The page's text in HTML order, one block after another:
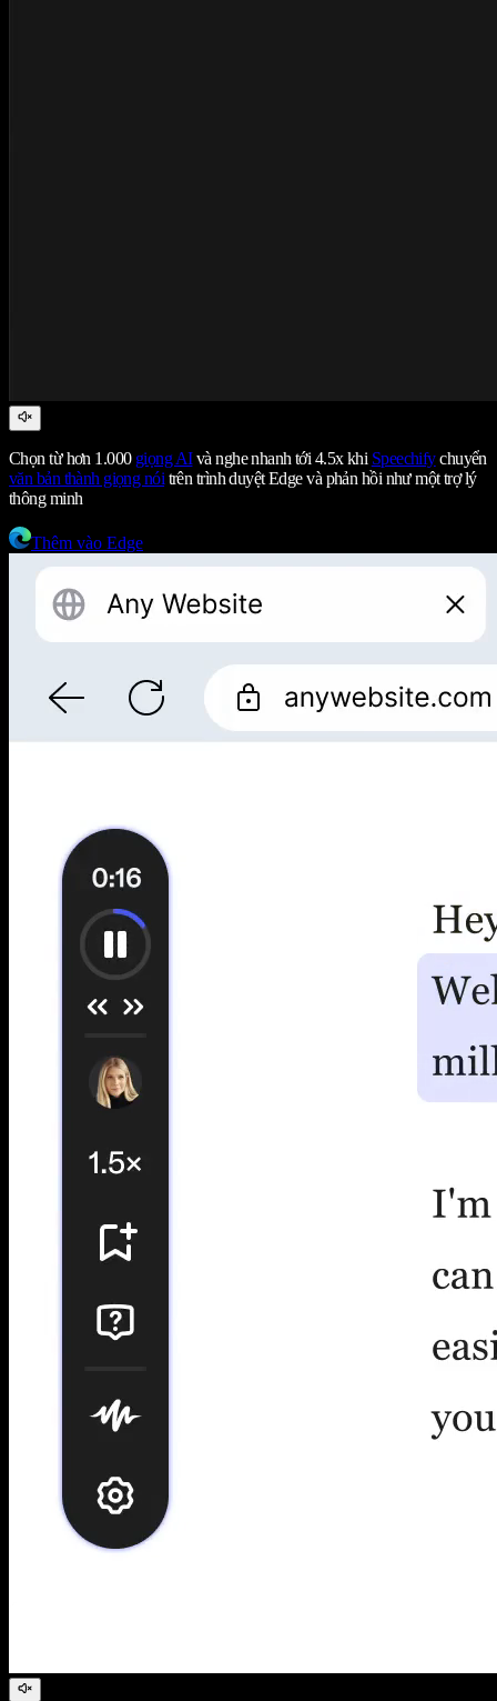
Chọn từ hơn 1.000 giọng AIvà nghe nhanh tới 4.5x khi Speechifychuyển
văn bản thành giọng nói trên trình duyệt Edge và phản hồi như một trợ lý
thông minh
Thêm vào Edge